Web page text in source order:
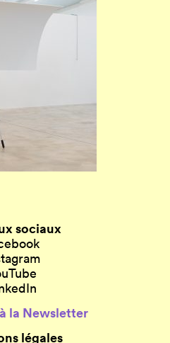
sociaux
la Newsletter
légales